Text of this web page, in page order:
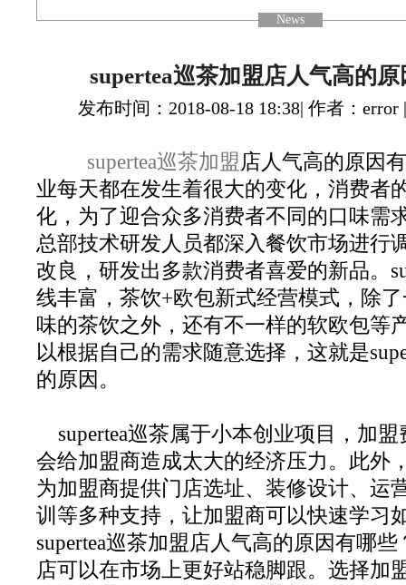
News
supertea巡茶加盟店人气高的
发布时间：2018-08-18 18:38| 作者：error
supertea巡茶加盟店人气高的原因
业每天都在发生着很大的变化，消费者
化，为了迎合众多消费者不同的口味需
总部技术研发人员都深入餐饮市场进行
改良，研发出多款消费者喜爱的新品。
线丰富，茶饮+欧包新式经营模式，除
味的茶饮之外，还有不一样的软欧包等
以根据自己的需求随意选择，这就是
的原因。
supertea巡茶属于小本创业项目，加盟
会给加盟商造成太大的经济压力。此外
为加盟商提供门店选址、装修设计、运
训等多种支持，让加盟商可以快速学习
supertea巡茶加盟店人气高的原因有哪
店可以在市场上更好站稳脚跟。选择加